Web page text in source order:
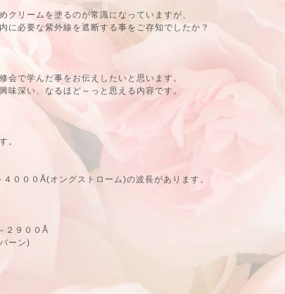
クリームを塗るのが常識になっていますが、
に必要な紫外線を遮断する事をご存知でしたか？
会で学んだ事をお伝えしたいと思います。
味深い、なるほど～っと思える内容です。
。
０００Å(オングストローム)の波長があります。
９００Å
ーン)